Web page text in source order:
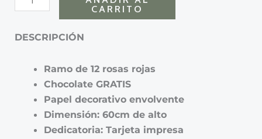
CARRITO
DESCRIPCIÓN
Ramo de 12 rosas rojas
Chocolate GRATIS
Papel decorativo envolvente
Dimensión: 60cm de alto
Dedicatoria: Tarjeta impresa